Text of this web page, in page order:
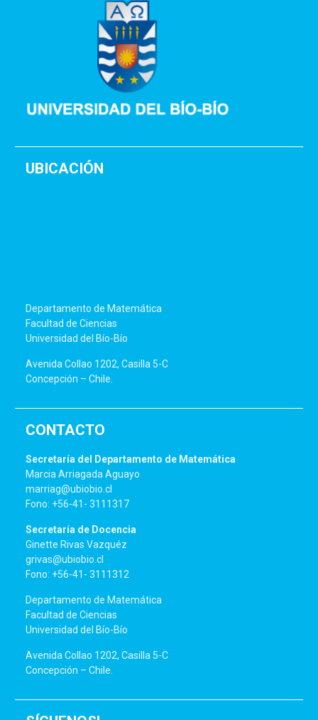
UBICACIÓN
Departamento de Matemática
Facultad de Ciencias
Universidad del Bío-Bío
Avenida Collao 1202, Casilla 5-C
Concepción – Chile.
CONTACTO
Secretaría del Departamento de Matemática
Marcia Arriagada Aguayo
marriag@ubiobio.cl
Fono: +56-41- 3111317
Secretaría de Docencia
Ginette Rivas Vazquéz
grivas@ubiobio.cl
Fono: +56-41- 3111312
Departamento de Matemática
Facultad de Ciencias
Universidad del Bío-Bío
Avenida Collao 1202, Casilla 5-C
Concepción – Chile.